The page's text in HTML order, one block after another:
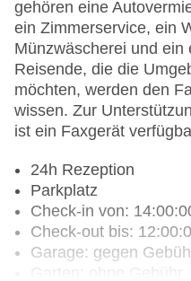
gehören eine
ein Zimmerservice, ein
Münzwäscherei und ein
Reisende, die die
möchten, werden den
wissen. Zur
ist ein Faxgerät
24h Rezeption
Parkplatz
Check-in von:
Check-out bis:
Garage: gegen